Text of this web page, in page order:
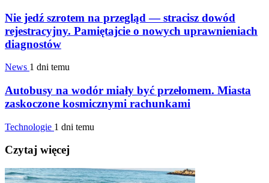
Nie jedź szrotem na przegląd — stracisz dowód
rejestracyjny. Pamiętajcie o nowych uprawnieniach
diagnostów
News 1 dni temu
Autobusy na wodór miały być przełomem. Miasta
zaskoczone kosmicznymi rachunkami
Technologie 1 dni temu
Czytaj więcej